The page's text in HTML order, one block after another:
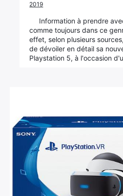
2019
Information à prendre
comme toujours dans ce
effet, selon plusieurs
de dévoiler en détail sa
Playstation 5, à l'occasion